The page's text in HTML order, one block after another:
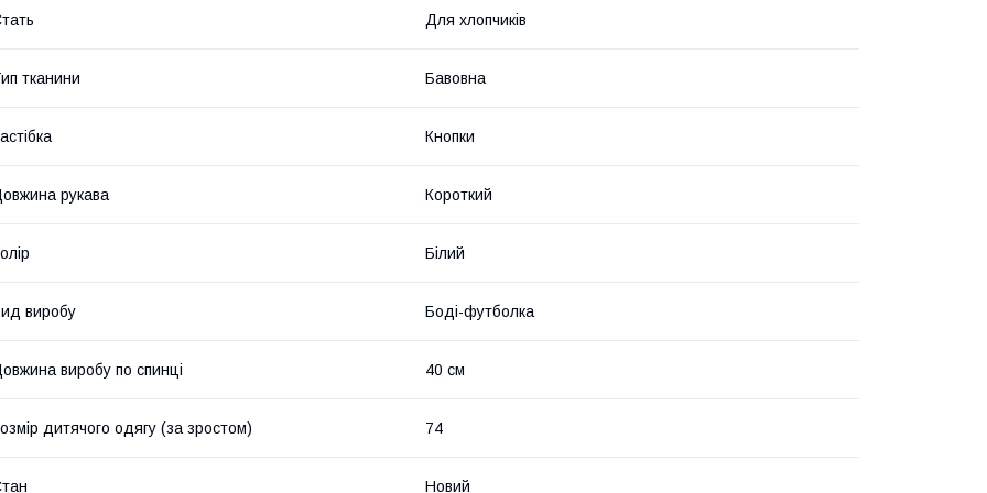
Для хлопчиків
тканини Бавовна
Кнопки
рукава Короткий
Білий
виробу Боді-футболка
виробу по спинці 40 см
дитячого одягу (за зростом) 74
Новий